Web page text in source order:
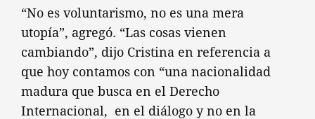
“No es voluntarismo, no es una mera
utopía”, agregó. “Las cosas vienen
cambiando”, dijo Cristina en referencia a
que hoy contamos con “una nacionalidad
madura que busca en el Derecho
Internacional, en el diálogo y no en la